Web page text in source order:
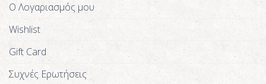
Ο Λογαριασμός μου
Wishlist
Gift Card
Συχνές Ερωτήσεις